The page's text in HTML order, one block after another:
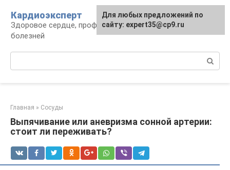
контенту
Кардиоэксперт
Здоровое сердце, профилактика и лечение
болезней
Главная » Сосуды
Выпячивание или аневризма сонной артерии:
стоит ли переживать?
Для любых предложений по
сайту: expert35@cp9.ru